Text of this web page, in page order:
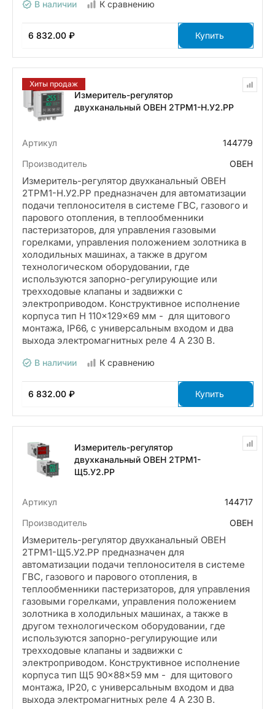
В наличии К сравнению
6 832.00 ₽ Купить
Хиты продаж
Измеритель-регулятор
двухканальный ОВЕН 2ТРМ1-Н.У2.РР
Артикул
144779
Производитель
ОВЕН
Измеритель-регулятор двухканальный ОВЕН
2ТРМ1-Н.У2.РР предназначен для автоматизации
подачи теплоносителя в системе ГВС, газового и
парового отопления, в теплообменники
пастеризаторов, для управления газовыми
горелками, управления положением золотника в
холодильных машинах, а также в другом
технологическом оборудовании, где
используются запорно-регулирующие или
трехходовые клапаны и задвижки с
электроприводом. Конструктивное исполнение
корпуса тип Н 110×129×69 мм - для щитового
монтажа, IP66, с универсальным входом и два
выхода электромагнитных реле 4 А 230 В.
В наличии К сравнению
6 832.00 ₽ Купить
Измеритель-регулятор
двухканальный ОВЕН 2ТРМ1-
Щ5.У2.РР
Артикул
144717
Производитель
ОВЕН
Измеритель-регулятор двухканальный ОВЕН
2ТРМ1-Щ5.У2.РР предназначен для
автоматизации подачи теплоносителя в системе
ГВС, газового и парового отопления, в
теплообменники пастеризаторов, для управления
газовыми горелками, управления положением
золотника в холодильных машинах, а также в
другом технологическом оборудовании, где
используются запорно-регулирующие или
трехходовые клапаны и задвижки с
электроприводом. Конструктивное исполнение
корпуса тип Щ5 90×88×59 мм - для щитового
монтажа, IP20, с универсальным входом и два
выхода электромагнитных реле 4 А 230 В.